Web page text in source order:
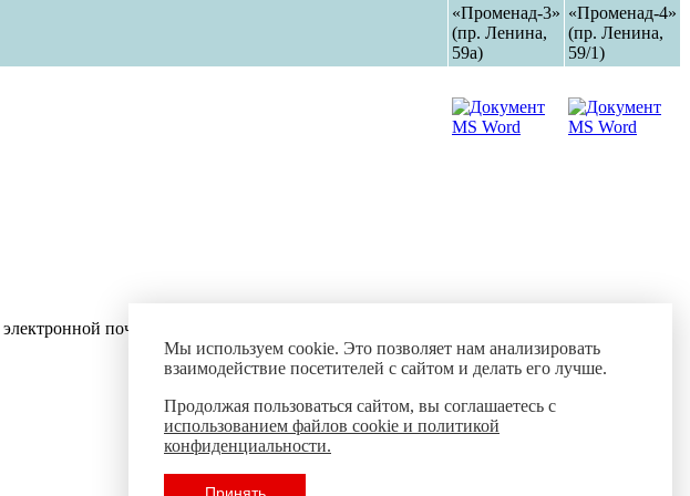
«Променад-3»
(пр. Ленина,
59а)
«Променад-4»
(пр. Ленина,
59/1)
электронной почте
Мы используем cookie. Это позволяет нам анализировать
взаимодействие посетителей с сайтом и делать его лучше.
Продолжая пользоваться сайтом, вы соглашаетесь с
использованием файлов cookie и политикой
конфиденциальности.